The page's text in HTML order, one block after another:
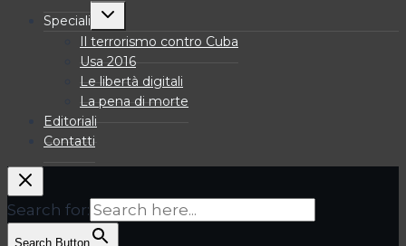
Speciali
Alterna
menu
figlio
Il terrorismo contro Cuba
Usa 2016
Le libertà digitali
La pena di morte
Editoriali
Contatti
Search for:
Search Button